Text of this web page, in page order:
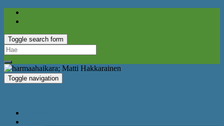
Toggle search form
Search
for:
Toggle navigation